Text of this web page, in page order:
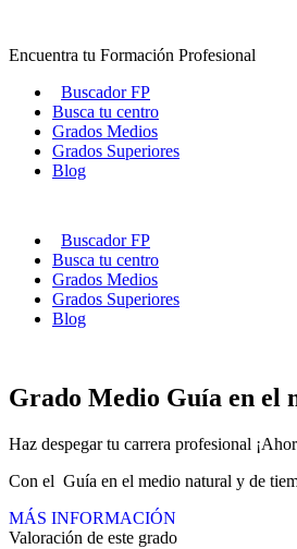
contenido
Encuentra tu Formación Profesional
Buscador FP
Busca tu centro
Grados Medios
Grados Superiores
Blog
Buscador FP
Busca tu centro
Grados Medios
Grados Superiores
Blog
Grado Medio Guía en el
Haz despegar tu carrera profesional
Con el Guía en el medio natural y de
MÁS INFORMACIÓN
Valoración de este grado